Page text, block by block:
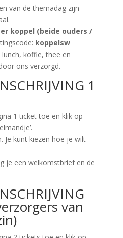
van de themadag zijn
koppel (beide ouders /
koppelsw
koffie, thee en
ons verzorgd.
1
1 ticket toe en klik op
Je kunt kiezen hoe je wilt
je een welkomstbrief en de
van